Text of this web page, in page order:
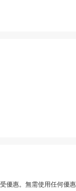
優惠。無需使用任何優惠